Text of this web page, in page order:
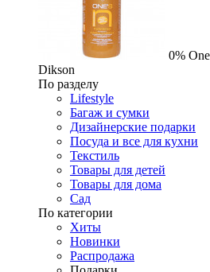
0%
Dikson
По разделу
Lifestyle
Багаж и сумки
Дизайнерские подарки
Посуда и все для кухни
Текстиль
Товары для детей
Товары для дома
Сад
По категории
Хиты
Новинки
Распродажа